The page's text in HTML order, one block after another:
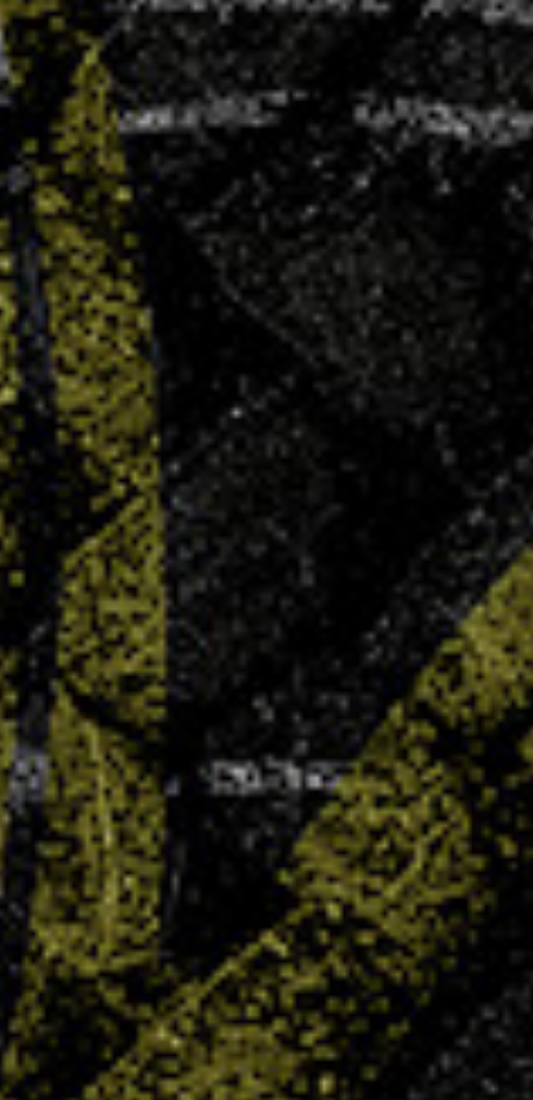
AG élective – Dimanche 29 juin
4 JUIN 2025
Le Villers Handball convie l’ensemble de ses
membres, joueuses, joueurs, parents, bénévoles,
partenaires et sympathisants à son Assemblée
Générale Élective qui se tiendra le dimanche 29
juin 2025 à 11h00, au COSEC Marie Marvingt à
Villers-lès-Nancy. Ordre du jour :...
LIRE PLUS
UNSS : carton plein pour Chepfer
3 JUIN 2025
Objectif annoncé, objectif atteint ! Cette année,